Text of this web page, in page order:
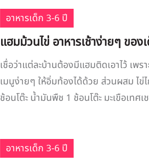
อาหารเด็ก 3-6 ปี
แฮมม้วนไข่ อาหารเช้าง่ายๆ ของ
เชื่อว่าแต่ละบ้านต้องมีแฮมติดเอาไว้ เพ
เมนูง่ายๆ ให้อิ่มท้องได้ด้วย ส่วนผสม ไ
ช้อนโต๊ะ น้ำมันพืช 1 ช้อนโต๊ะ มะเขือเทศ
อาหารเด็ก 3-6 ปี